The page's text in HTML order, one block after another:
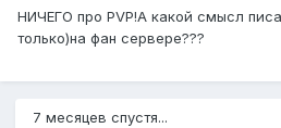
НИЧЕГО про PVP!А какой смысл
только)на фан сервере???
7 месяцев спустя...